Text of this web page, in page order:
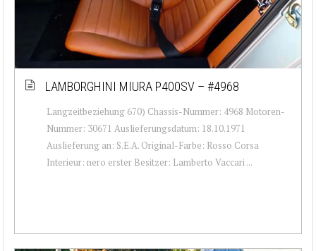
LAMBORGHINI MIURA P400SV – #4968
Langzeitbeziehung 670) Chassis-Nummer: 4968 Motoren-
Nummer: 30671 Auslieferungsdatum: 18.10.1971
Auslieferung an: S.E.A. Original-Farbe: Rosso Corsa
Interieur: nero erster Besitzer: Lamberto Vaccari ...